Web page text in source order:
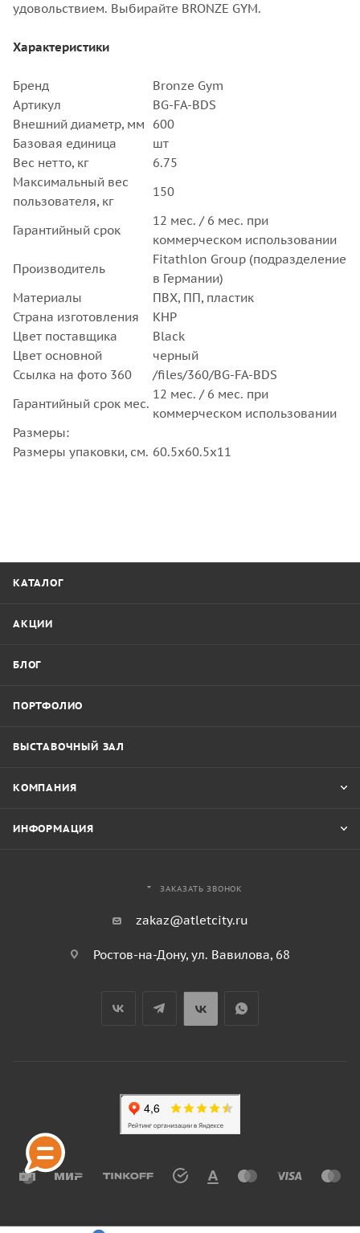
удовольствием. Выбирайте BRONZE GYM.
Характеристики
Бренд
Bronze Gym
Артикул
BG-FA-BDS
Внешний диаметр, мм
600
Базовая единица
шт
Вес нетто, кг
6.75
Максимальный вес
пользователя, кг
150
Гарантийный срок
12 мес. / 6 мес. при
коммерческом использовании
Производитель
Fitathlon Group (подразделение
в Германии)
Материалы
ПВХ, ПП, пластик
Страна изготовления
КНР
Цвет поставщика
Black
Цвет основной
черный
Ссылка на фото 360
/files/360/BG-FA-BDS
Гарантийный срок мес.
12 мес. / 6 мес. при
коммерческом использовании
Размеры:
Размеры упаковки, см. 60.5х60.5x11
КАТАЛОГ
АКЦИИ
БЛОГ
ПОРТФОЛИО
ВЫСТАВОЧНЫЙ ЗАЛ
КОМПАНИЯ
ИНФОРМАЦИЯ
ЗАКАЗАТЬ ЗВОНОК
zakaz@atletcity.ru
Ростов-на-Дону, ул. Вавилова, 68